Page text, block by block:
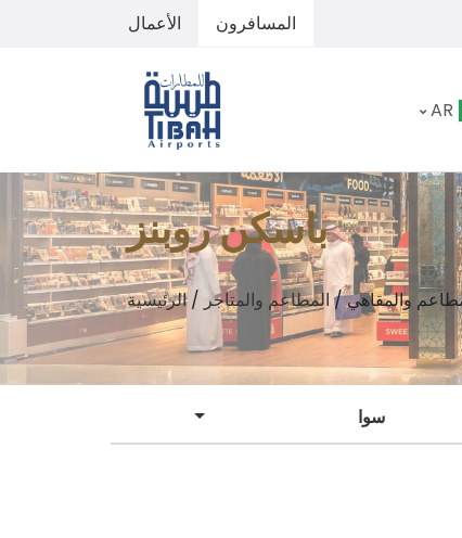
المسافرون الأعمال
باسكن روبنز
الرئيسية/ المطاعم والمتاجر /والمقاهي
سوا